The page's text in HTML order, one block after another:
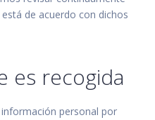
de acuerdo con dichos
es recogida
personal por